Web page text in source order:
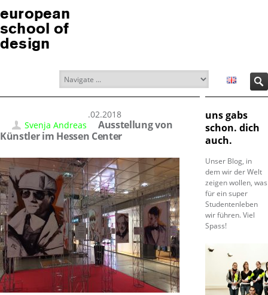
european
school of
design
22.02.2018
Svenja Andreas
Ausstellung von
Künstler im Hessen Center
uns gabs
schon. dich
auch.
Unser Blog, in
dem wir der Welt
zeigen wollen, was
für ein super
Studentenleben
wir führen. Viel
Spass!